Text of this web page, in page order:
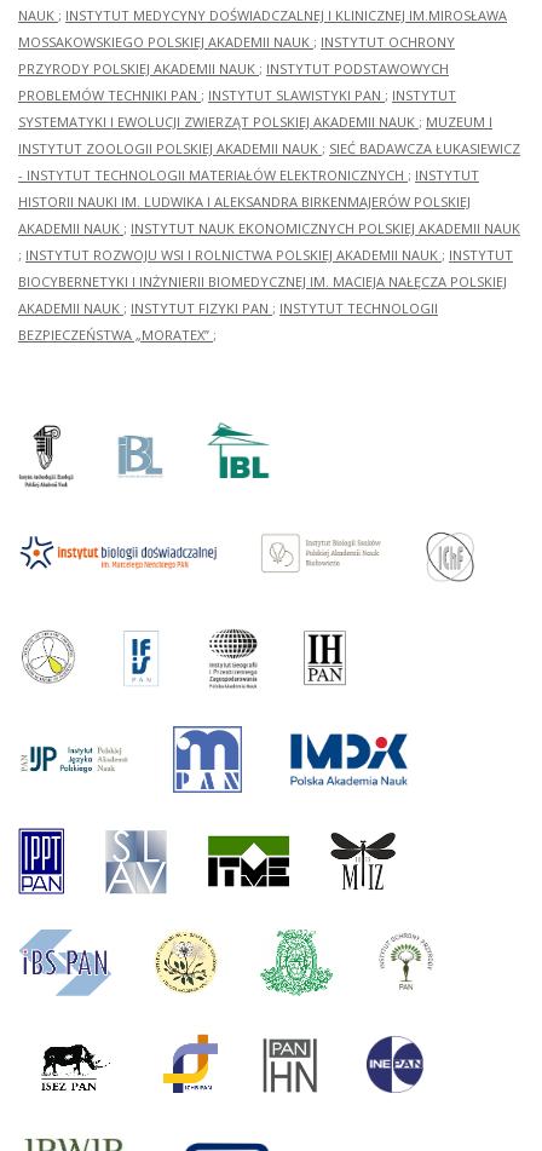
NAUK ; INSTYTUT MEDYCYNY DOŚWIADCZALNEJ I KLINICZNEJ IM.MIROSŁAWA
MOSSAKOWSKIEGO POLSKIEJ AKADEMII NAUK ; INSTYTUT OCHRONY
PRZYRODY POLSKIEJ AKADEMII NAUK ; INSTYTUT PODSTAWOWYCH
PROBLEMÓW TECHNIKI PAN ; INSTYTUT SLAWISTYKI PAN ; INSTYTUT
SYSTEMATYKI I EWOLUCJI ZWIERZĄT POLSKIEJ AKADEMII NAUK ; MUZEUM I
INSTYTUT ZOOLOGII POLSKIEJ AKADEMII NAUK ; SIEĆ BADAWCZA ŁUKASIEWICZ
- INSTYTUT TECHNOLOGII MATERIAŁÓW ELEKTRONICZNYCH ; INSTYTUT
HISTORII NAUKI IM. LUDWIKA I ALEKSANDRA BIRKENMAJERÓW POLSKIEJ
AKADEMII NAUK ; INSTYTUT NAUK EKONOMICZNYCH POLSKIEJ AKADEMII NAUK
; INSTYTUT ROZWOJU WSI I ROLNICTWA POLSKIEJ AKADEMII NAUK ; INSTYTUT
BIOCYBERNETYKI I INŻYNIERII BIOMEDYCZNEJ IM. MACIEJA NAŁĘCZA POLSKIEJ
AKADEMII NAUK ; INSTYTUT FIZYKI PAN ; INSTYTUT TECHNOLOGII
BEZPIECZEŃSTWA „MORATEX” ;